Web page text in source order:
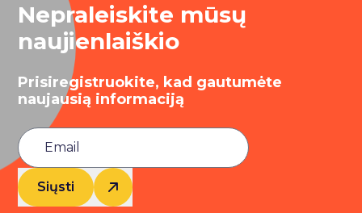
Nepraleiskite mūsų
naujienlaiškio
Prisiregistruokite, kad gautumėte
naujausią informaciją
Siųsti